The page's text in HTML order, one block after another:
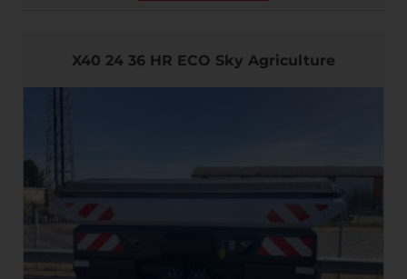
X40 24 36 HR ECO Sky Agriculture